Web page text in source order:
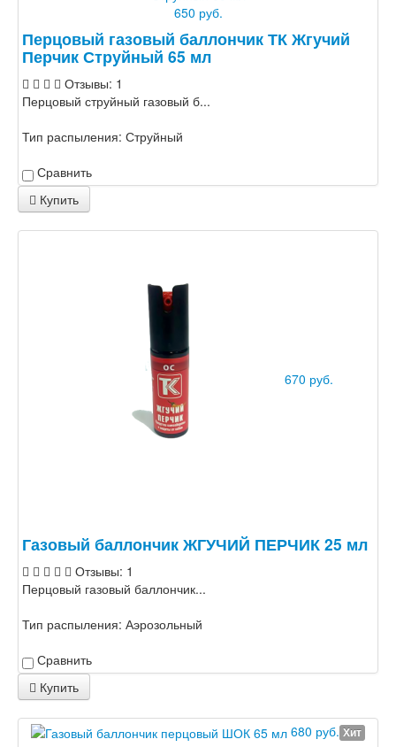
650 руб.
Перцовый газовый баллончик ТК Жгучий
Перчик Струйный 65 мл
Отзывы: 1
Перцовый струйный газовый б...
Тип распыления: Струйный
Сравнить
Купить
670 руб.
Газовый баллончик ЖГУЧИЙ ПЕРЧИК 25 мл
Отзывы: 1
Перцовый газовый баллончик...
Тип распыления: Аэрозольный
Сравнить
Купить
680 руб. Хит